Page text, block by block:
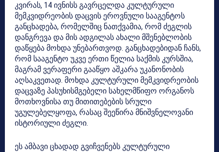
კვირას, 14 ივნისს გავრცელდა კულტურული
მემკვიდრეობის დაცვის ეროვნული სააგენტოს
განცხადება, რომელშიც ნათქვამია, რომ ძეგლის
დანგრევა და მის ადგილას ახალი მშენებლობის
დაწყება მოხდა უნებართვოდ. განცხადებიდან ჩანს,
რომ სააგენტო უკვე ერთი წელია საქმის კურსშია,
მაგრამ ვერაფერი გააწყო აშკარა უკანონობის
აღსაკვეთად. მოხდა კულტურული მემკვიდრეობის
დაცვაზე პასუხისმგებელი სახელმწიფო ორგანოს
მოთხოვნისა თუ მითითებების სრული
უგულებელყოფა, რასაც შეეწირა მნიშვნელოვანი
ისტორიული ძეგლი.
ეს ამბავი ცხადად გვიჩვენებს კულტურული